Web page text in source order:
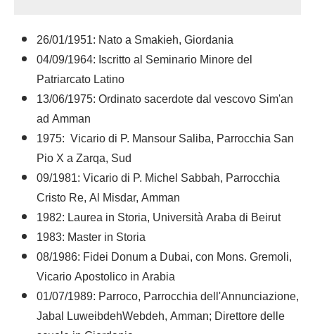
26/01/1951: Nato a Smakieh, Giordania
04/09/1964: Iscritto al Seminario Minore del
Patriarcato Latino
13/06/1975: Ordinato sacerdote dal vescovo Sim'an
ad Amman
1975: Vicario di P. Mansour Saliba, Parrocchia San
Pio X a Zarqa, Sud
09/1981: Vicario di P. Michel Sabbah, Parrocchia
Cristo Re, Al Misdar, Amman
1982: Laurea in Storia, Università Araba di Beirut
1983: Master in Storia
08/1986: Fidei Donum a Dubai, con Mons. Gremoli,
Vicario Apostolico in Arabia
01/07/1989: Parroco, Parrocchia dell'Annunciazione,
Jabal LuweibdehWebdeh, Amman; Direttore delle